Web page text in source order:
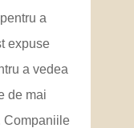
a
expuse
a vedea
de mai
Companiile